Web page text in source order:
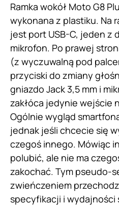
Ramka wokół Moto G8
wykonana z plastiku. Na
jest port USB-C, jeden z
mikrofon. Po prawej
(z wyczuwalną pod
przyciski do zmiany
gniazdo Jack 3,5 mm i
zakłóca jedynie wejście
Ogólnie wygląd
jednak jeśli chcecie się
czegoś innego. Mówiąc
polubić, ale nie ma
zakochać. Tym pseudo-
zwieńczeniem
specyfikacji i wydajności